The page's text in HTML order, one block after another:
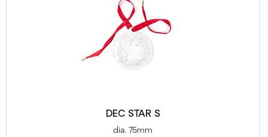
DEC STAR S
dia. 75mm